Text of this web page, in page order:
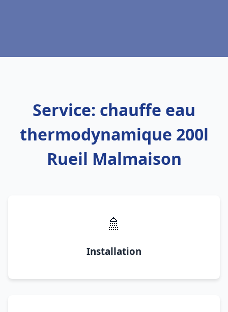
Service: chauffe eau
thermodynamique 200l
Rueil Malmaison
🚿
Installation